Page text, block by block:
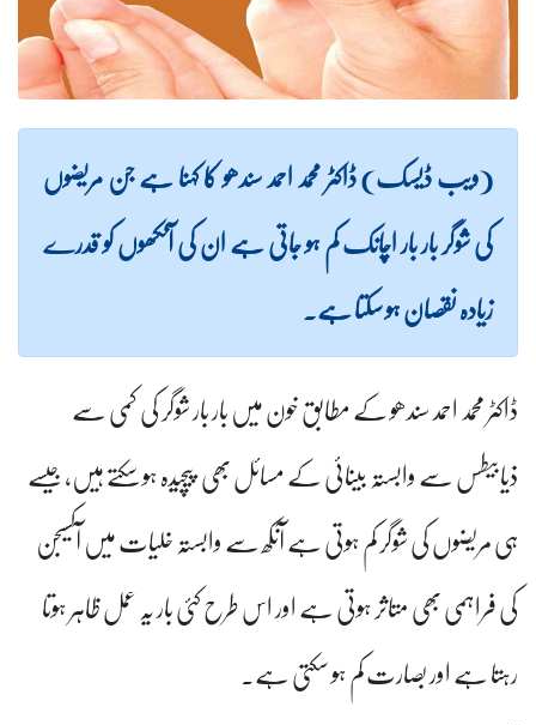
(ویب ڈیسک) ڈاکٹر محمد احمد سندھو کا کہنا ہے جن مریضوں
کی شوگر بار بار اچانک کم ہو جاتی ہے ان کی آنکھوں کو قدرے
زیادہ نقصان ہو سکتا ہے۔
ڈاکٹر محمد احمد سندھو کے مطابق خون میں بار بار شوگر کی کمی سے
ذیابیطس سے وابستہ بینائی کے مسائل بھی پیچیدہ ہو سکتے ہیں، جیسے
ہی مریضوں کی شوگر کم ہوتی ہے آنکھ سے وابستہ خلیات میں آکسیجن
کی فراہمی بھی متاثر ہوتی ہے اور اس طرح کئی بار یہ عمل ظاہر ہوتا
رہتا ہے اور بصارت کم ہو سکتی ہے۔